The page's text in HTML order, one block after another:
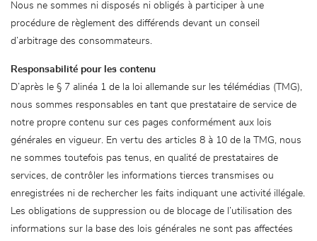
Nous ne sommes ni disposés ni obligés à participer à une
procédure de règlement des différends devant un conseil
d’arbitrage des consommateurs.
Responsabilité pour les contenu
D’après le § 7 alinéa 1 de la loi allemande sur les télémédias (TMG),
nous sommes responsables en tant que prestataire de service de
notre propre contenu sur ces pages conformément aux lois
générales en vigueur. En vertu des articles 8 à 10 de la TMG, nous
ne sommes toutefois pas tenus, en qualité de prestataires de
services, de contrôler les informations tierces transmises ou
enregistrées ni de rechercher les faits indiquant une activité illégale.
Les obligations de suppression ou de blocage de l’utilisation des
informations sur la base des lois générales ne sont pas affectées